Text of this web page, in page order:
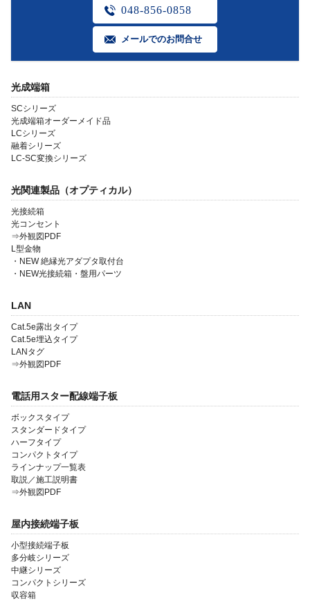
金型・射出成形
048-856-0858
メールでのお問合せ
光成端箱
SCシリーズ
光成端箱オーダーメイド品
LCシリーズ
融着シリーズ
LC-SC変換シリーズ
光関連製品（オプティカル）
光接続箱
光コンセント
⇒外観図PDF
L型金物
・NEW 絶縁光アダプタ取付台
・NEW光接続箱・盤用パーツ
LAN
Cat.5e露出タイプ
Cat.5e埋込タイプ
LANタグ
⇒外観図PDF
電話用スター配線端子板
ボックスタイプ
スタンダードタイプ
ハーフタイプ
コンパクトタイプ
ラインナップ一覧表
取説／施工説明書
⇒外観図PDF
屋内接続端子板
小型接続端子板
多分岐シリーズ
中継シリーズ
コンパクトシリーズ
収容箱